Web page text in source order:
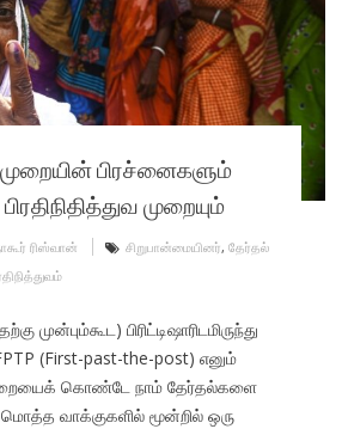
முறையின் பிரச்னைகளும்
முறையும்
ரிஸ்வான் சிறுபான்மையினர், தேர்தல்
முன்பும்கூட) பிரிட்டிஷாரிடமிருந்து
(First-past-the-post) எனும்
கொண்டே நாம் தேர்தல்களை
வாக்குகளில் மூன்றில் ஒரு